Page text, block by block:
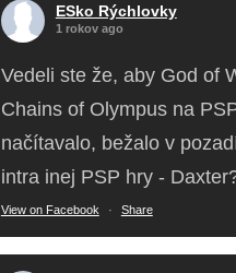
ESko Rýchlovky
1 rokov ago
Vedeli ste že, aby God of
Chains of Olympus na
načítavalo, bežalo v
intra inej PSP hry -
View on Facebook · Share